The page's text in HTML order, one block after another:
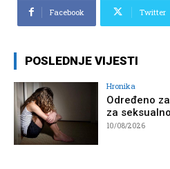
Facebook Twitter
POSLEDNJE VIJESTI
Hronika
Određeno
za
10/08/2026